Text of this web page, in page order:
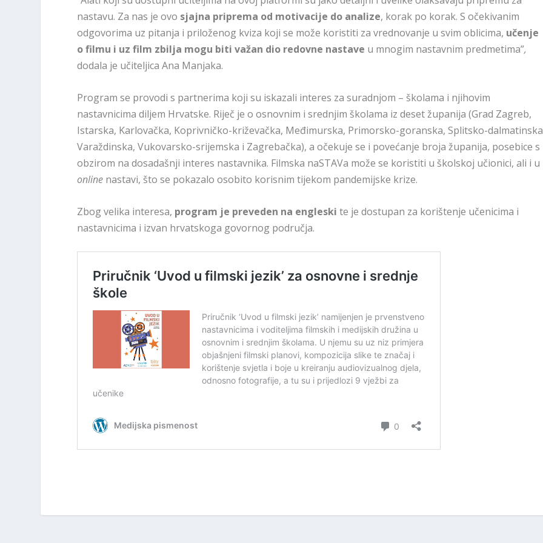
nastavu. Za nas je ovo sjajna priprema od motivacije do analize, korak po korak. S očekivanim
odgovorima uz pitanja i priloženog kviza koji se može koristiti za vrednovanje u svim oblicima, učenje
o filmu i uz film zbilja mogu biti važan dio redovne nastave u mnogim nastavnim predmetima”,
dodala je učiteljica Ana Manjaka.
Program se provodi s partnerima koji su iskazali interes za suradnjom – školama i njihovim
nastavnicima diljem Hrvatske. Riječ je o osnovnim i srednjim školama iz deset županija (Grad Zagreb,
Istarska, Karlovačka, Koprivničko-križevačka, Međimurska, Primorsko-goranska, Splitsko-
Varaždinska, Vukovarsko-srijemska i Zagrebačka), a očekuje se i povećanje broja županija, posebice s
obzirom na dosadašnji interes nastavnika. Filmska naSTAVa može se koristiti u školskoj učionici, ali i u
online nastavi, što se pokazalo osobito korisnim tijekom pandemijske krize.
Zbog velika interesa, program je preveden na engleskite je dostupan za korištenje učenicima i
nastavnicima i izvan hrvatskoga govornog područja.